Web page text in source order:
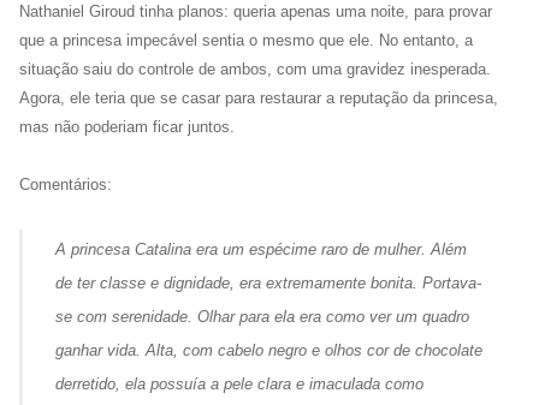
Nathaniel Giroud tinha planos: queria apenas uma noite, para provar
que a princesa impecável sentia o mesmo que ele. No entanto, a
situação saiu do controle de ambos, com uma gravidez inesperada.
Agora, ele teria que se casar para restaurar a reputação da princesa,
mas não poderiam ficar juntos.
Comentários:
A princesa Catalina era um espécime raro de mulher. Além
de ter classe e dignidade, era extremamente bonita. Portava-
se com serenidade. Olhar para ela era como ver um quadro
ganhar vida. Alta, com cabelo negro e olhos cor de chocolate
derretido, ela possuía a pele clara e imaculada como